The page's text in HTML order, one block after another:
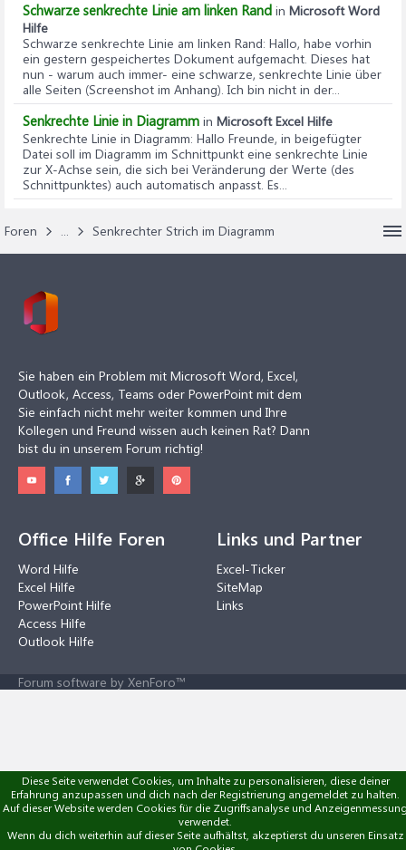
Schwarze senkrechte Linie am linken Rand in Microsoft Word
Hilfe
Schwarze senkrechte Linie am linken Rand: Hallo, habe vorhin
ein gestern gespeichertes Dokument aufgemacht. Dieses hat
nun - warum auch immer- eine schwarze, senkrechte Linie über
alle Seiten (Screenshot im Anhang). Ich bin nicht in der...
Senkrechte Linie in Diagramm in Microsoft Excel Hilfe
Senkrechte Linie in Diagramm: Hallo Freunde, in beigefügter
Datei soll im Diagramm im Schnittpunkt eine senkrechte Linie
zur X-Achse sein, die sich bei Veränderung der Werte (des
Schnittpunktes) auch automatisch anpasst. Es...
Foren ... Senkrechter Strich im Diagramm
Sie haben ein Problem mit Microsoft Word, Excel,
Outlook, Access, Teams oder PowerPoint mit dem
Sie einfach nicht mehr weiter kommen und Ihre
Kollegen und Freund wissen auch keinen Rat? Dann
bist du in unserem Forum richtig!
Office Hilfe Foren
Word Hilfe
Excel Hilfe
PowerPoint Hilfe
Access Hilfe
Outlook Hilfe
Links und Partner
Excel-Ticker
SiteMap
Links
Forum software by XenForo™
Diese Seite verwendet Cookies, um Inhalte zu personalisieren, diese deiner
Erfahrung anzupassen und dich nach der Registrierung angemeldet zu halten.
Auf dieser Website werden Cookies für die Zugriffsanalyse und
verwendet.
Wenn du dich weiterhin auf dieser Seite aufhältst, akzeptierst du unseren Einsatz